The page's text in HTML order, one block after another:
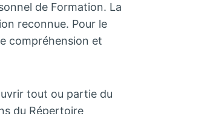
de Formation. La
reconnue. Pour le
compréhension et
tout ou partie du
du Répertoire